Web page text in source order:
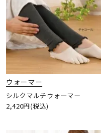
ウォーマー
シルクマルチウォーマー
2,420円(税込)